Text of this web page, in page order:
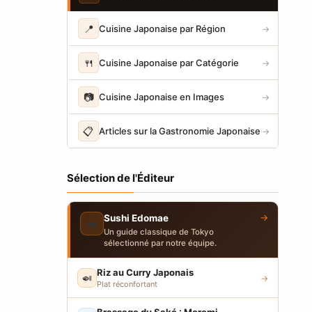
📍 Cuisine Japonaise par Région →
🍴 Cuisine Japonaise par Catégorie →
📷 Cuisine Japonaise en Images →
📋 Articles sur la Gastronomie Japonaise →
Sélection de l'Éditeur
🍣 Sushi Edomae
Un guide classique de Tokyo
sélectionné par notre équipe.
→
🍛 Riz au Curry Japonais
Plat réconfortant
→